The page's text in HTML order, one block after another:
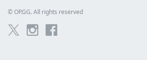
© OP.GG. All rights reserved